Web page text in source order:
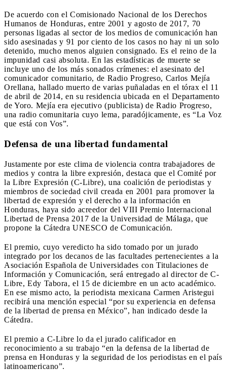
De acuerdo con el Comisionado Nacional de los Derechos
Humanos de Honduras, entre 2001 y agosto de 2017, 70
personas ligadas al sector de los medios de comunicación han
sido asesinadas y 91 por ciento de los casos no hay ni un solo
detenido, mucho menos alguien consignado. Es el reino de la
impunidad casi absoluta. En las estadísticas de muerte se
incluye uno de los más sonados crímenes: el asesinato del
comunicador comunitario, de Radio Progreso, Carlos Mejía
Orellana, hallado muerto de varias puñaladas en el tórax el 11
de abril de 2014, en su residencia ubicada en el Departamento
de Yoro. Mejía era ejecutivo (publicista) de Radio Progreso,
una radio comunitaria cuyo lema, paradójicamente, es “La Voz
que está con Vos”.
Defensa de una libertad fundamental
Justamente por este clima de violencia contra trabajadores de
medios y contra la libre expresión, destaca que el Comité por
la Libre Expresión (C-Libre), una coalición de periodistas y
miembros de sociedad civil creada en 2001 para promover la
libertad de expresión y el derecho a la información en
Honduras, haya sido acreedor del VIII Premio Internacional
Libertad de Prensa 2017 de la Universidad de Málaga, que
propone la Cátedra UNESCO de Comunicación.
El premio, cuyo veredicto ha sido tomado por un jurado
integrado por los decanos de las facultades pertenecientes a la
Asociación Española de Universidades con Titulaciones de
Información y Comunicación, será entregado al director de C-
Libre, Edy Tabora, el 15 de diciembre en un acto académico.
En ese mismo acto, la periodista mexicana Carmen Aristegui
recibirá una mención especial “por su experiencia en defensa
de la libertad de prensa en México”, han indicado desde la
Cátedra.
El premio a C-Libre lo da el jurado calificador en
reconocimiento a su trabajo “en la defensa de la libertad de
prensa en Honduras y la seguridad de los periodistas en el país
latinoamericano”.